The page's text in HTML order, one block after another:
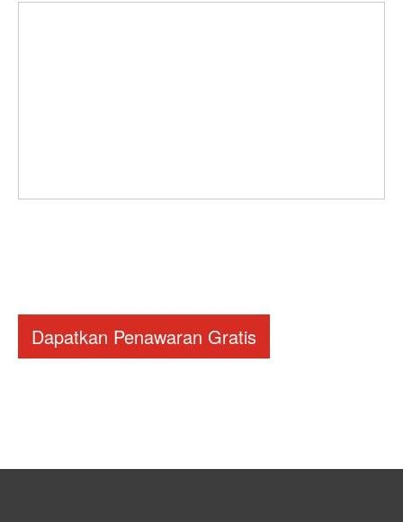
Dapatkan Penawaran Gratis